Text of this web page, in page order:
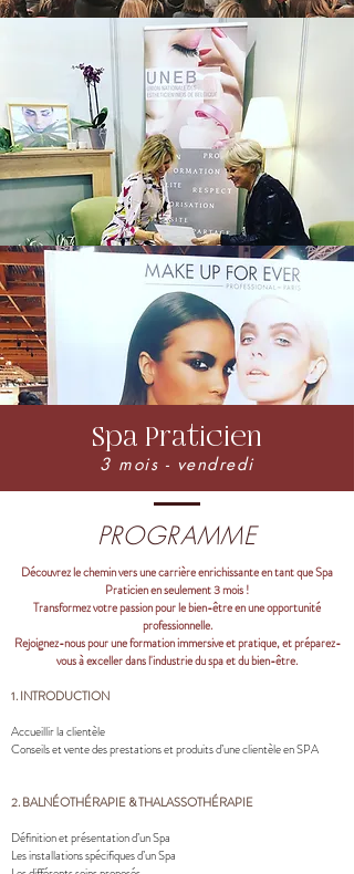
Spa Praticien
3 mois - vendredi
PROGRAMME
Découvrez le chemin vers une carrière enrichissante en tant que Spa
Praticien en seulement 3 mois !
Transformez votre passion pour le bien-être en une opportunité
professionnelle.
Rejoignez-nous pour une formation immersive et pratique, et préparez-
vous à exceller dans l'industrie du spa et du bien-être.
1. INTRODUCTION
Accueillir la clientèle
Conseils et vente desprestations et produits d’une clientèle en SPA
2. BALNÉOTHÉRAPIE & THALASSOTHÉRAPIE
Définition et présentation d’un Spa
Les installations spécifiques d’un Spa